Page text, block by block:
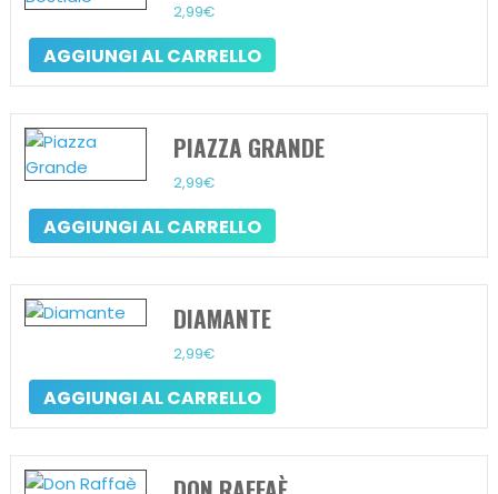
2,99€
AGGIUNGI AL CARRELLO
PIAZZA GRANDE
2,99€
AGGIUNGI AL CARRELLO
DIAMANTE
2,99€
AGGIUNGI AL CARRELLO